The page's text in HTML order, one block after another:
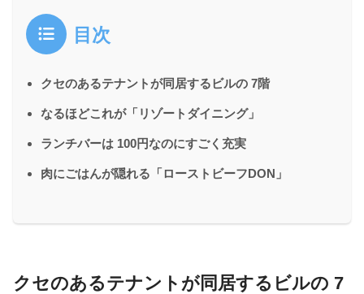
目次
クセのあるテナントが同居するビルの 7階
なるほどこれが「リゾートダイニング」
ランチバーは 100円なのにすごく充実
肉にごはんが隠れる「ローストビーフDON」
クセのあるテナントが同居するビルの 7